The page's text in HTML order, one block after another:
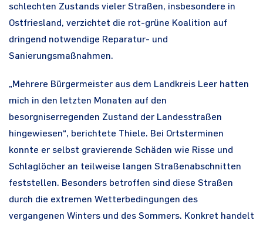
schlechten Zustands vieler Straßen, insbesondere in
Ostfriesland, verzichtet die rot-grüne Koalition auf
dringend notwendige Reparatur- und
Sanierungsmaßnahmen.
„Mehrere Bürgermeister aus dem Landkreis Leer hatten
mich in den letzten Monaten auf den
besorgniserregenden Zustand der Landesstraßen
hingewiesen“, berichtete Thiele. Bei Ortsterminen
konnte er selbst gravierende Schäden wie Risse und
Schlaglöcher an teilweise langen Straßenabschnitten
feststellen. Besonders betroffen sind diese Straßen
durch die extremen Wetterbedingungen des
vergangenen Winters und des Sommers. Konkret handelt